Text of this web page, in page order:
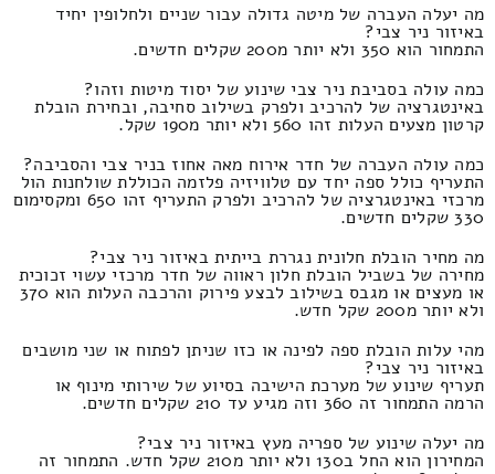
מה יעלה העברה של מיטה גדולה עבור שניים ולחלופין יחיד
באיזור ניר צבי?
התמחור הוא 350 ולא יותר מ200 שקלים חדשים.
כמה עולה בסביבת ניר צבי שינוע של יסוד מיטות וזהו?
באינטגרציה של להרכיב ולפרק בשילוב סחיבה, ובחירת הובלת
קרטון מצעים העלות זהו 560 ולא יותר מ190 שקל.
כמה עולה העברה של חדר אירוח מאה אחוז בניר צבי והסביבה?
התעריף כולל ספה יחד עם טלוויזיה פלזמה הכוללת שולחנות הול
מרכזי באינטגרציה של להרכיב ולפרק התעריף זהו 650 ומקסימום
330 שקלים חדשים.
מה מחיר הובלת חלונית נגררת בייתית באיזור ניר צבי?
מחירה של בשביל הובלת חלון ראווה של חדר מרכזי עשוי זכוכית
או מעצים או מגבס בשילוב לבצע פירוק והרכבה העלות הוא 370
ולא יותר מ200 שקל חדש.
מהי עלות הובלת ספה לפינה או כזו שניתן לפתוח או שני מושבים
באיזור ניר צבי?
תעריף שינוע של מערכת הישיבה בסיוע של שירותי מינוף או
הרמה התמחור זה 360 וזה מגיע עד 210 שקלים חדשים.
מה יעלה שינוע של ספריה מעץ באיזור ניר צבי?
המחירון הוא החל ב130 ולא יותר מ210 שקל חדש. התמחור זה